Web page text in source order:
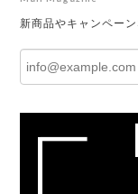
新商品やキャンペー